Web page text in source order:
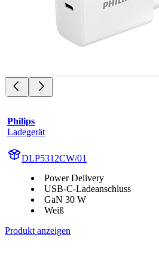
Philips
Ladegerät
DLP5312CW/01
Power Delivery
USB-C-Ladeanschluss
GaN 30 W
Weiß
Produkt anzeigen